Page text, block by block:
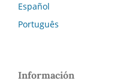
Español
Português
Información